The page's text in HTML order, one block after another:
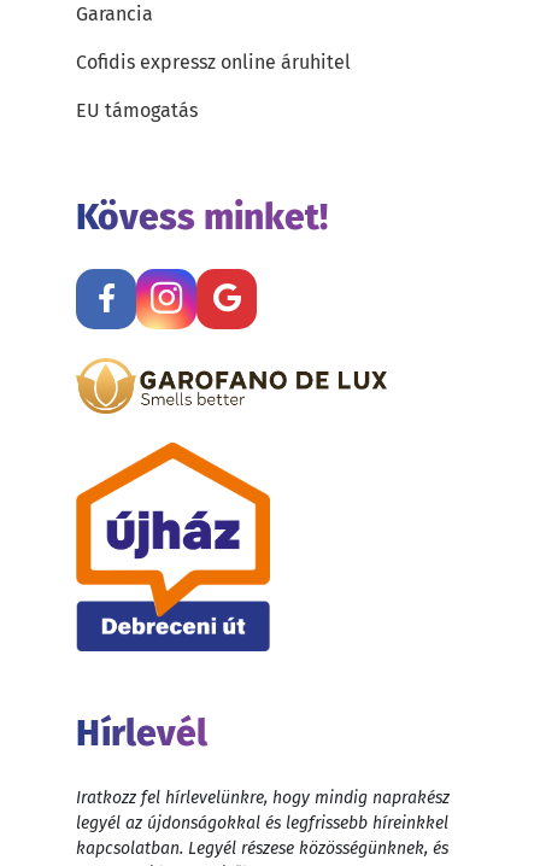
Garancia
Cofidis expressz online áruhitel
EU támogatás
Kövess minket!
Hírlevél
Iratkozz fel hírlevelünkre, hogy mindig naprakész
legyél az újdonságokkal és legfrissebb híreinkkel
kapcsolatban. Legyél részese közösségünknek, és